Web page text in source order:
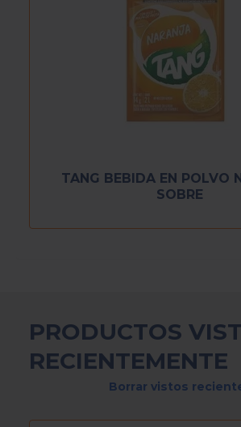
TANG BEBIDA EN POLVO
SOBRE
PRODUCTOS
RECIENTEMENTE
Borrar vistos